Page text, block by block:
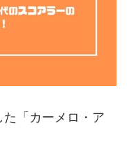
「カーメロ・ア